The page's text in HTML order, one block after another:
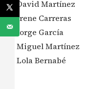
David Martínez
Irene Carreras
Jorge García
Miguel Martínez
Lola Bernabé